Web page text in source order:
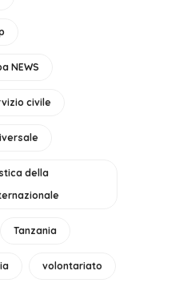
NEWS
civile
della
Tanzania
volontariato